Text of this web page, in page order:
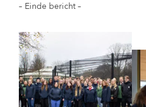
– Einde bericht –